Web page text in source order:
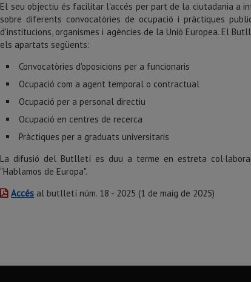
El seu objectiu és facilitar l'accés per part de la ciutadania a
sobre diferents convocatòries de ocupació i pràctiques
d'institucions, organismes i agències de la Unió Europea. El
els apartats següents:
Convocatòries d'oposicions per a funcionaris
Ocupació com a agent temporal o contractual
Ocupació per a personal directiu
Ocupació en centres de recerca
Pràctiques per a graduats universitaris
La difusió del Butlletí es duu a terme en estreta
"Hablamos de Europa".
Accés al butlletí núm. 18 - 2025 (1 de maig de 2025)